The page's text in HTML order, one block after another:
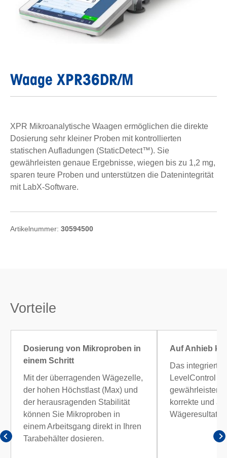
Waage XPR36DR/M
XPR Mikroanalytische Waagen ermöglichen die direkte
Dosierung sehr kleiner Proben mit kontrollierten
statischen Aufladungen (StaticDetect™). Sie
gewährleisten genaue Ergebnisse, wiegen bis zu 1,2 mg,
sparen teure Proben und unterstützen die Datenintegrität
mit LabX-Software.
Artikelnummer: 30594500
Vorteile
Dosierung von Mikroproben in
einem Schritt
Mit der überragenden Wägezelle,
der hohen Höchstlast (Max) und
der herausragenden Stabilität
können Sie Mikroproben in
einem Arbeitsgang direkt in Ihren
Tarabehälter dosieren.
Auf Anhieb
Das integrierte
LevelControl
gewährleisten
korrekte und
Wägeresultate.